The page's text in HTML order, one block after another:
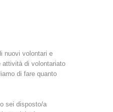
Direttivo
loco
- RESYST
nuovi volontari e
di volontariato
di fare quanto
sei disposto/a